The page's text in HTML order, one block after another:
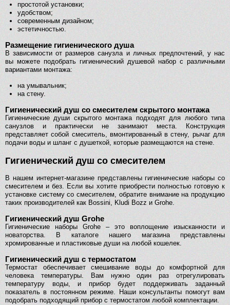
простотой установки;
удобством;
современным дизайном;
эстетичностью.
Размещение гигиенического душа
В зависимости от размеров санузла и личных предпочтений, у нас
вы можете подобрать гигиенический душевой набор с различными
вариантами монтажа:
на умывальник;
на стену.
Гигиенический душ со смесителем скрытого монтажа
Гигиенические души скрытого монтажа подходят для любого типа
санузлов и практически не занимают места. Конструкция
представляет собой смеситель, вмонтированный в стену, рычаг для
подачи воды и шланг с душеткой, которые размещаются на стене.
Гигиенический душ со смесителем
В нашем интернет-магазине представлены гигиенические наборы со
смесителем и без. Если вы хотите приобрести полностью готовую к
установке систему со смесителем, обратите внимание на продукцию
таких производителей как Bossini, Kludi Bozz и Grohe.
Гигиенический душ Grohe
Гигиенические наборы Grohe – это воплощение изысканности и
новаторства. В каталоге нашего магазина представлены
хромированные и пластиковые души на любой кошелек.
Гигиенический душ с термостатом
Термостат обеспечивает смешивание воды до комфортной для
человека температуры. Вам нужно один раз отрегулировать
температуру воды, и прибор будет поддерживать заданный
показатель в постоянном режиме. Наши консультанты помогут вам
подобрать подходящий прибор с термостатом любой комплектации.